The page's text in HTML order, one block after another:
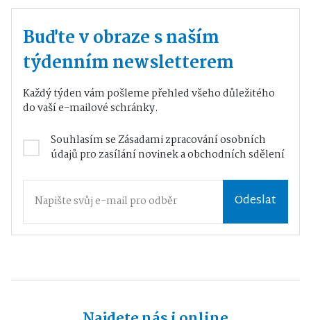
Buďte v obraze s naším
týdenním newsletterem
Každý týden vám pošleme přehled všeho důležitého
do vaší e-mailové schránky.
Souhlasím seZásadami zpracování osobních
údajůpro zasílání novinek a obchodních sdělení
Odeslat